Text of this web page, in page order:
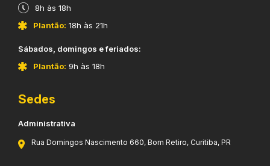
8h às 18h
Plantão: 18h às 21h
​Sábados, domingos e feriados:
Plantão: 9h às 18h
Sedes
Administrativa
Rua Domingos Nascimento 660, Bom Retiro, Curitiba, PR